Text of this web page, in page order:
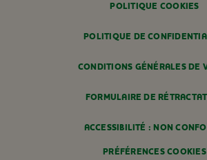
POLITIQUE COOKIES
POLITIQUE DE
CONDITIONS GÉNÉRALES DE
FORMULAIRE DE
ACCESSIBILITÉ : NON
PRÉFÉRENCES COOKIES